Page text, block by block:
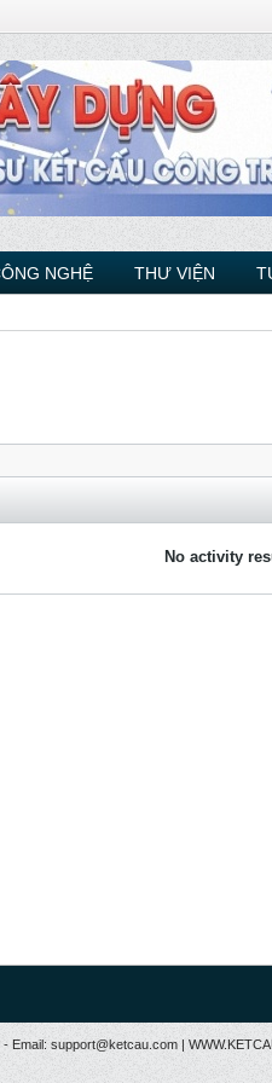
NGHỆ THƯ VIỆN
No activity
- Email: support@ketcau.com |